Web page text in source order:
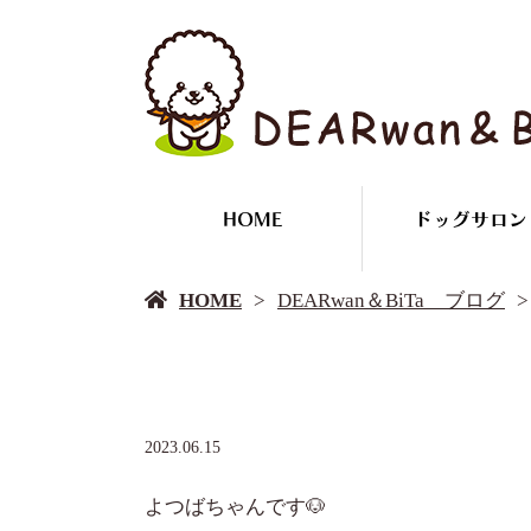
HOME ドッグサロン
HOME DEARwan＆BiTa ブログ
2023.06.15
よつばちゃんです🐶